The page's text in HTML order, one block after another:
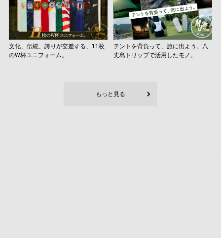
文化、伝統、誇りが交差する、11枚
のW杯ユニフォーム。
テントを背負って、旅に出よう。八
丈島トリップで活用したモノ。
もっと見る